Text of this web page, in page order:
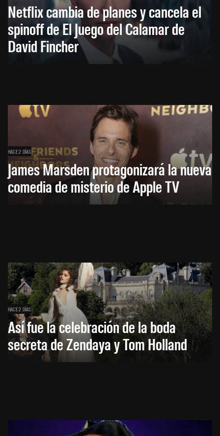
Netflix cambia de planes y cancela el
spinoff de El Juego del Calamar de
David Fincher
HACE 2 DÍAS
James Marsden protagonizará la nueva
comedia de misterio de Apple TV
HACE 2 DÍAS
Así fue la celebración de la boda
secreta de Zendaya y Tom Holland